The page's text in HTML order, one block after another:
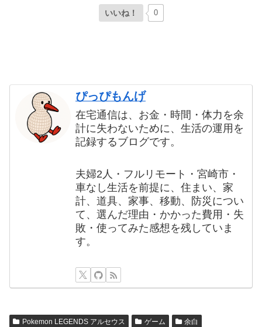
いいね！ 0
ぴっぴもんげ
在宅通信は、お金・時間・体力を余
計に失わないために、生活の運用を
記録するブログです。
夫婦2人・フルリモート・宮崎市・
車なし生活を前提に、住まい、家
計、道具、家事、移動、防災につい
て、選んだ理由・かかった費用・失
敗・使ってみた感想を残していま
す。
Pokemon LEGENDS アルセウス ゲーム 余白